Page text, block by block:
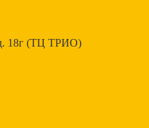
д. 18г (ТЦ ТРИО)